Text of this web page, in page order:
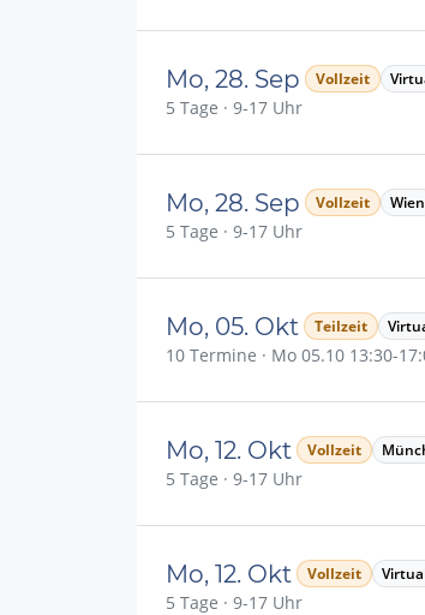
Mo, 28. Sep Vollzeit
5 Tage · 9-17 Uhr
Mo, 28. Sep Vollzeit Wien
5 Tage · 9-17 Uhr
Mo, 05. Okt Teilzeit
10 Termine · Mo 05.10 13:30-
Mo, 12. Okt Vollzeit
5 Tage · 9-17 Uhr
Mo, 12. Okt Vollzeit
5 Tage · 9-17 Uhr